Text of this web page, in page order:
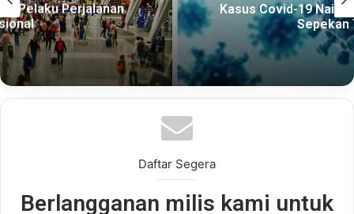
Kasus Covid-19 Naik 80 Persen di Indonesia
Sepekan Terakhir
Daftar Segera
Berlangganan milis kami untuk